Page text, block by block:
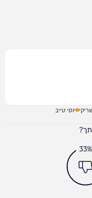
יוסי טייב
33%